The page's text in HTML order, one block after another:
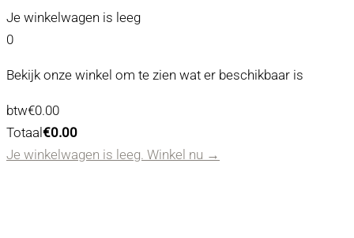
Je winkelwagen is leeg
0
Bekijk onze winkel om te zien wat er beschikbaar is
Belastingbedrag:
btw€0.00
Winkelwagen
Totaal:
Totaal €0.00
Je winkelwagen is leeg. Winkel nu →